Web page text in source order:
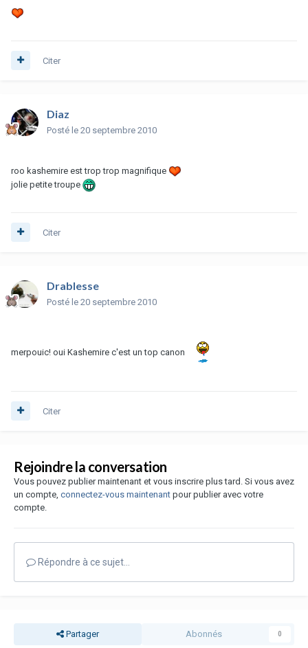
Citer
Diaz
Posté le 20 septembre 2010
roo kashemire est trop trop magnifique
jolie petite troupe
Citer
Drablesse
Posté le 20 septembre 2010
merpouic! oui Kashemire c'est un top canon
Citer
Rejoindre la conversation
Vous pouvez publier maintenant et vous inscrire plus tard. Si vous avez
un compte, connectez-vous maintenant pour publier avec votre
compte.
Répondre à ce sujet…
Partager Abonnés 0